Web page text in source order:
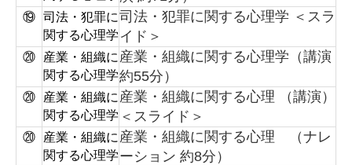
⑲ 司法・犯罪に
関する心理学
司法・犯罪に関する心理学 ＜スラ
イド＞
⑳
産業・組織に
関する心理学
産業・組織に関する心理学（講演
約55分）
⑳
産業・組織に
関する心理学
産業・組織に関する心理 （講演）
＜スライド＞
⑳
産業・組織に
関する心理学
産業・組織に関する心理 （ナレ
ーション 約8分）